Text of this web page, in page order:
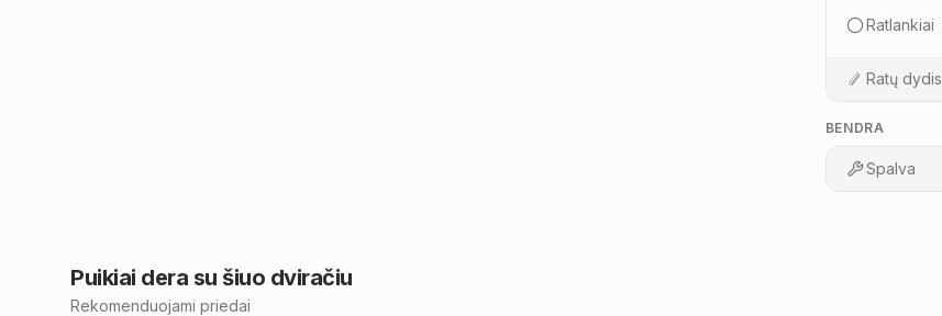
Ratlankiai
Ratų dydis
BENDRA
Spalva
Puikiai dera su šiuo dviračiu
Rekomenduojami priedai